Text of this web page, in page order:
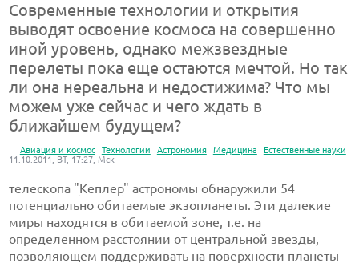
Современные технологии и открытия
выводят освоение космоса на совершенно
иной уровень, однако межзвездные
перелеты пока еще остаются мечтой. Но так
ли она нереальна и недостижима? Что мы
можем уже сейчас и чего ждать в
ближайшем будущем?
Авиация и космос Технологии Астрономия Медицина
Естественные науки
11.10.2011, ВТ, 17:27, Мск
телескопа "Кеплер" астрономы обнаружили 54
потенциально обитаемые экзопланеты. Эти далекие
миры находятся в обитаемой зоне, т.е. на
определенном расстоянии от центральной звезды,
позволяющем поддерживать на поверхности планеты